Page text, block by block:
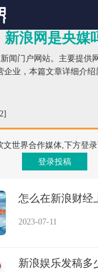
新浪网是央媒
闻门户网站。主要提供
企业，本篇文章详细介
文世界合作媒体,下方登
登录投稿
怎么在新浪财经
2023-07-11
新浪娱乐发稿多